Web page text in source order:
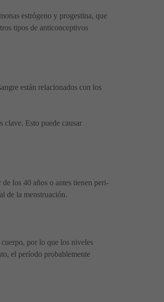
estrógeno y progestina, que
tipos de anticonceptivos
están relacionados con los
clave. Esto puede causar
los 40 años o antes tienen peri-
de la menstruación.
por lo que los niveles
el período probablemente